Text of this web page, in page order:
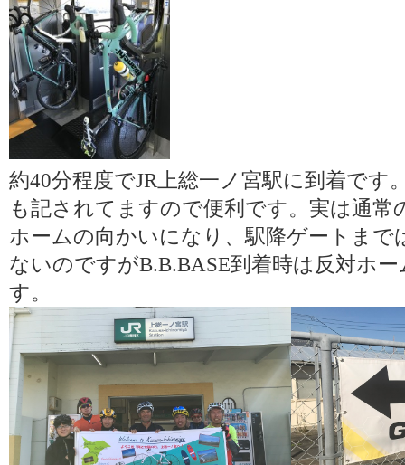
約40分程度でJR上総一ノ宮駅に到着です
も記されてますので便利です。実は通常
ホームの向かいになり、駅降ゲートまで
ないのですがB.B.BASE到着時は反対ホ
す。